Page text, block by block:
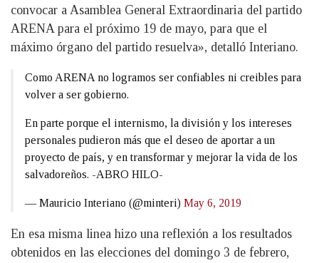
convocar a Asamblea General Extraordinaria del partido
ARENA para el próximo 19 de mayo, para que el
máximo órgano del partido resuelva», detalló Interiano.
Como ARENA no logramos ser confiables ni creibles para
volver a ser gobierno.
En parte porque el internismo, la división y los intereses
personales pudieron más que el deseo de aportar a un
proyecto de país, y en transformar y mejorar la vida de los
salvadoreños. -ABRO HILO-
— Mauricio Interiano (@minteri) May 6, 2019
En esa misma linea hizo una reflexión a los resultados
obtenidos en las elecciones del domingo 3 de febrero,